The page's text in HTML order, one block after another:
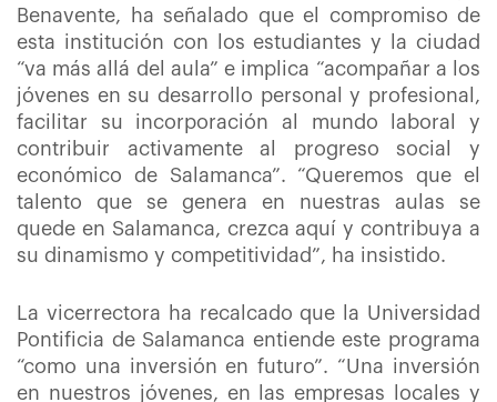
Benavente, ha señalado que el compromiso de
esta institución con los estudiantes y la ciudad
“va más allá del aula” e implica “acompañar a los
jóvenes en su desarrollo personal y profesional,
facilitar su incorporación al mundo laboral y
contribuir activamente al progreso social y
económico de Salamanca”. “Queremos que el
talento que se genera en nuestras aulas se
quede en Salamanca, crezca aquí y contribuya a
su dinamismo y competitividad”, ha insistido.
La vicerrectora ha recalcado que la Universidad
Pontificia de Salamanca entiende este programa
“como una inversión en futuro”. “Una inversión
en nuestros jóvenes, en las empresas locales y